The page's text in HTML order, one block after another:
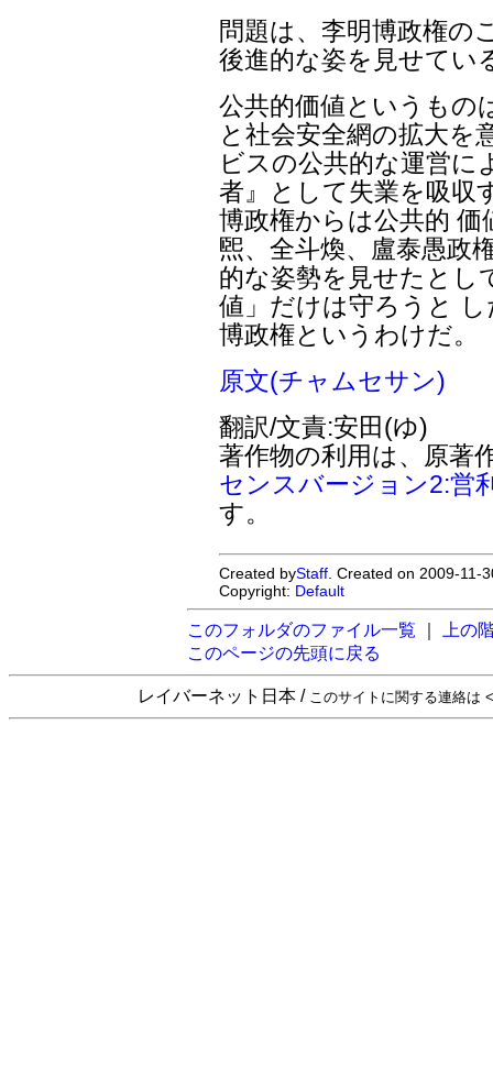
問題は、李明博政権の
後進的な姿を見せてい
公共的価値というもの
と社会安全網の拡大を
ビスの公共的な運営に
者』として失業を吸収
博政権からは公共的
煕、全斗煥、盧泰愚政
的な姿勢を見せたとし
値」だけは守ろうと
博政権というわけだ。
原文(チャムセサン)
翻訳/文責:安田(ゆ)
著作物の利用は、原著
センスバージョン2:営
す。
Created byStaff . Created on 2009-
Copyright: Default
このフォルダのファイル一覧
上の
このページの先頭に戻る
レイバーネット日本 / このサイトに関する連絡は